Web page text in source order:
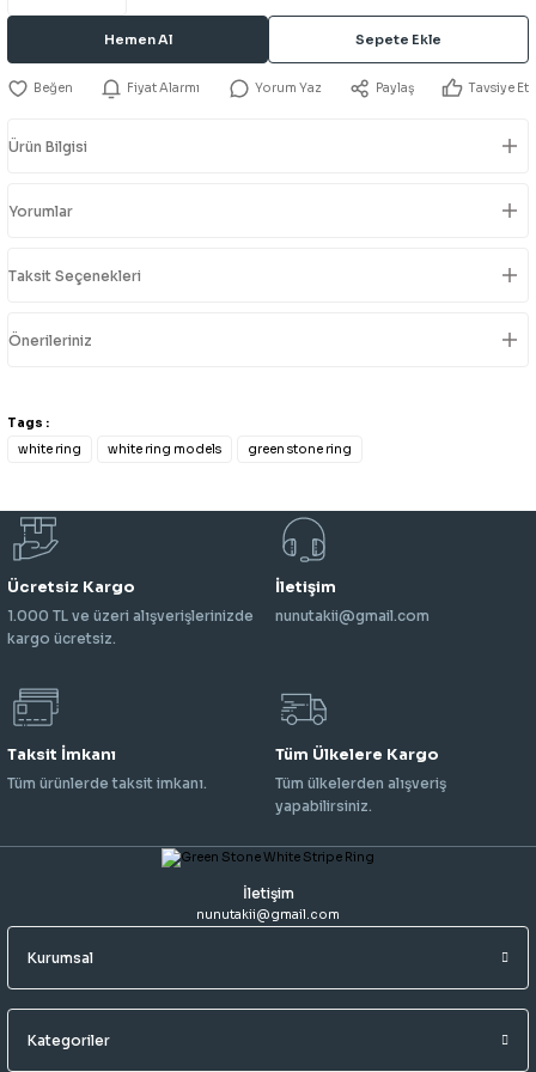
Hemen Al Sepete Ekle
Fiyat Alarmı Yorum Yaz Paylaş Tavsiye Et
Ürün Bilgisi
Yorumlar
Taksit Seçenekleri
Önerileriniz
Tags :
white ring
white ring models green stone ring
Ücretsiz Kargo
1.000 TL ve üzeri alışverişlerinizde
kargo ücretsiz.
İletişim
nunutakii@gmail.com
Taksit İmkanı
Tüm ürünlerde taksit imkanı.
Tüm Ülkelere Kargo
Tüm ülkelerden alışveriş
yapabilirsiniz.
İletişim
nunutakii@gmail.com
Kurumsal
Kategoriler